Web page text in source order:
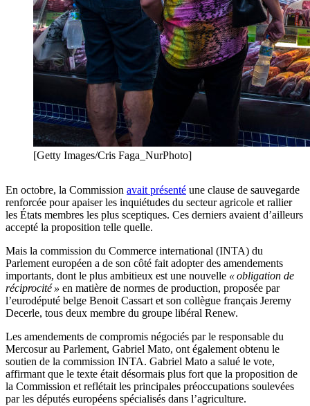
[Getty Images/Cris Faga_NurPhoto]
En octobre, la Commission avait présenté une clause de sauvegarde
renforcée pour apaiser les inquiétudes du secteur agricole et rallier
les États membres les plus sceptiques. Ces derniers avaient d’ailleurs
accepté la proposition telle quelle.
Mais la commission du Commerce international (INTA) du
Parlement européen a de son côté fait adopter des amendements
importants, dont le plus ambitieux est une nouvelle « obligation de
réciprocité » en matière de normes de production, proposée par
l’eurodéputé belge Benoit Cassart et son collègue français Jeremy
Decerle, tous deux membre du groupe libéral Renew.
Les amendements de compromis négociés par le responsable du
Mercosur au Parlement, Gabriel Mato, ont également obtenu le
soutien de la commission INTA. Gabriel Mato a salué le vote,
affirmant que le texte était désormais plus fort que la proposition de
la Commission et reflétait les principales préoccupations soulevées
par les députés européens spécialisés dans l’agriculture.